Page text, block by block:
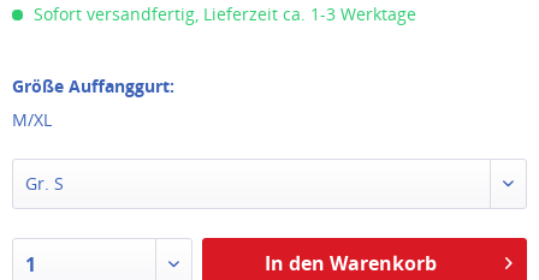
Sofort versandfertig, Lieferzeit ca. 1-3 Werktage
Größe Auffanggurt:
M/XL
Gr. S
1 In den Warenkorb